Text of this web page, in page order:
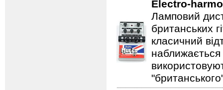
Electro-
Ламповий
британських
класичний